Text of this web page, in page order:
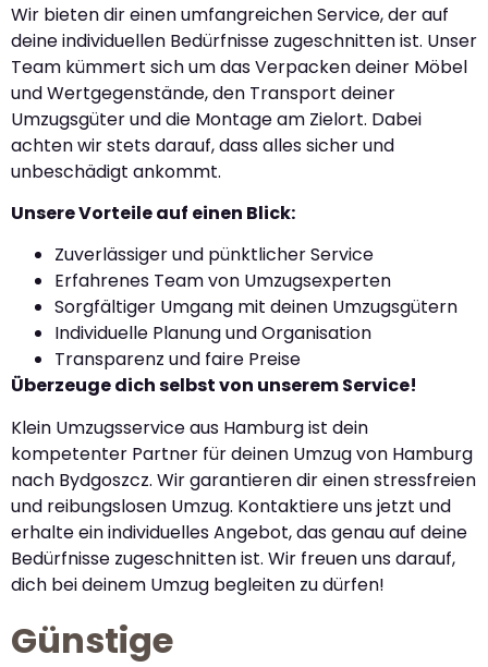
Wir bieten dir einen umfangreichen Service, der auf
deine individuellen Bedürfnisse zugeschnitten ist. Unser
Team kümmert sich um das Verpacken deiner Möbel
und Wertgegenstände, den Transport deiner
Umzugsgüter und die Montage am Zielort. Dabei
achten wir stets darauf, dass alles sicher und
unbeschädigt ankommt.
Unsere Vorteile auf einen Blick:
Zuverlässiger und pünktlicher Service
Erfahrenes Team von Umzugsexperten
Sorgfältiger Umgang mit deinen Umzugsgütern
Individuelle Planung und Organisation
Transparenz und faire Preise
Überzeuge dich selbst von unserem Service!
Klein Umzugsservice aus Hamburg ist dein
kompetenter Partner für deinen Umzug von Hamburg
nach Bydgoszcz. Wir garantieren dir einen stressfreien
und reibungslosen Umzug. Kontaktiere uns jetzt und
erhalte ein individuelles Angebot, das genau auf deine
Bedürfnisse zugeschnitten ist. Wir freuen uns darauf,
dich bei deinem Umzug begleiten zu dürfen!
Günstige